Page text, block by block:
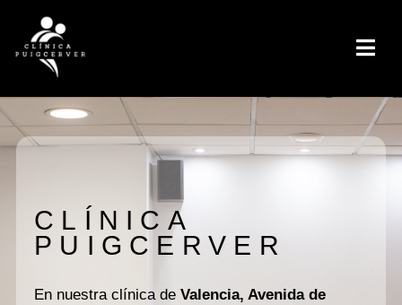
CLÍNICA
PUIGCERVER
En nuestra clínica de Valencia, Avenida de